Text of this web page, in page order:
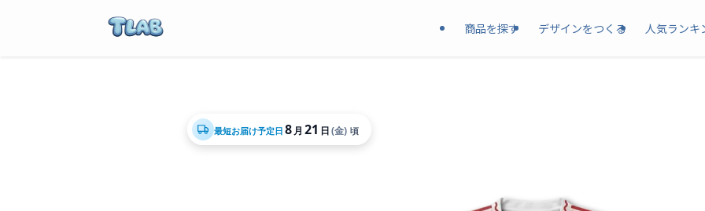
商品を探す デザインをつくる 人気ランキ
最短お届け予定日 8月 21 日(金) 頃